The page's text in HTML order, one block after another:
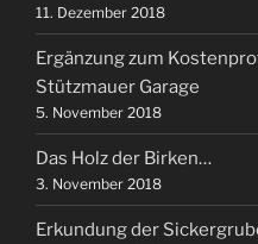
11. Dezember 2018
Ergänzung zum
Stützmauer Garage
5. November 2018
Das Holz der Birken…
3. November 2018
Erkundung der